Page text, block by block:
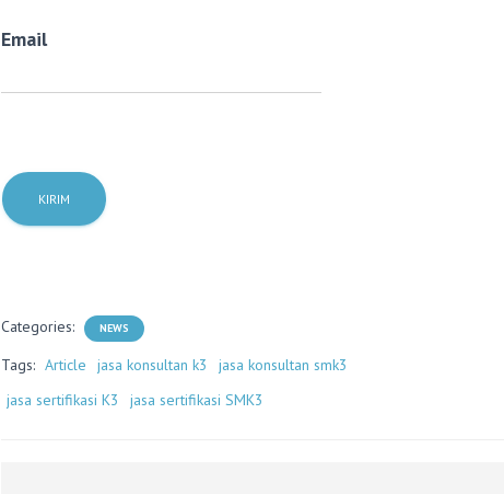
Email
Categories: NEWS
Tags: Article jasa konsultan k3
jasa konsultan smk3
jasa sertifikasi K3
jasa sertifikasi SMK3